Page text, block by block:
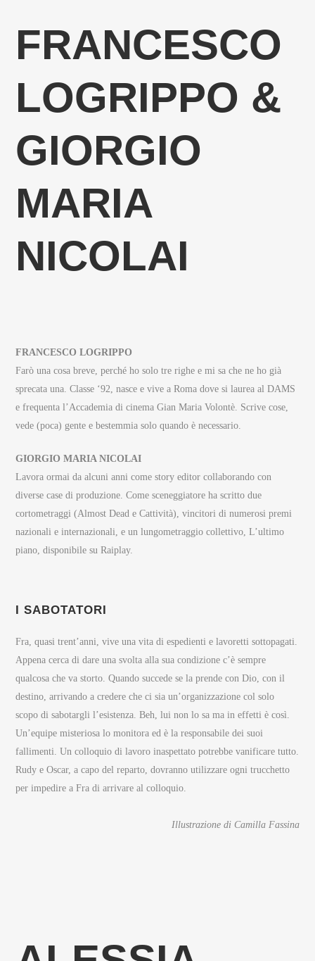
FRANCESCO
LOGRIPPO &
GIORGIO
MARIA
NICOLAI
FRANCESCO LOGRIPPO
Farò una cosa breve, perché ho solo tre righe e mi sa che ne ho già
sprecata una. Classe ‘92, nasce e vive a Roma dove si laurea al DAMS
e frequenta l’Accademia di cinema Gian Maria Volontè. Scrive cose,
vede (poca) gente e bestemmia solo quando è necessario.
GIORGIO MARIA NICOLAI
Lavora ormai da alcuni anni come story editor collaborando con
diverse case di produzione. Come sceneggiatore ha scritto due
cortometraggi (Almost Dead e Cattività), vincitori di numerosi premi
nazionali e internazionali, e un lungometraggio collettivo, L’ultimo
piano, disponibile su Raiplay.
I SABOTATORI
Fra, quasi trent’anni, vive una vita di espedienti e lavoretti sottopagati.
Appena cerca di dare una svolta alla sua condizione c’è sempre
qualcosa che va storto. Quando succede se la prende con Dio, con il
destino, arrivando a credere che ci sia un’organizzazione col solo
scopo di sabotargli l’esistenza. Beh, lui non lo sa ma in effetti è così.
Un’equipe misteriosa lo monitora ed è la responsabile dei suoi
fallimenti. Un colloquio di lavoro inaspettato potrebbe vanificare tutto.
Rudy e Oscar, a capo del reparto, dovranno utilizzare ogni trucchetto
per impedire a Fra di arrivare al colloquio.
Illustrazione di Camilla Fassina